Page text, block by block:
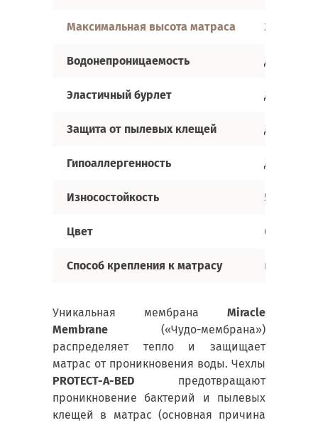
Максимальная высота матраса 25-35 см
Водонепроницаемость да
Эластичный бурлет да
Защита от пылевых клещей да
Гипоаллергенность да
Износостойкость 50
Цвет белый
Способ крепления к матрасу полный
Уникальная мембрана Miracle
Membrane («Чудо-мембрана»)
распределяет тепло и защищает
матрас от проникновения воды. Чехлы
PROTECT-A-BED предотвращают
проникновение бактерий и пылевых
клещей в матрас (основная причина